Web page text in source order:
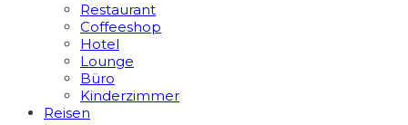
Restaurant
Coffeeshop
Hotel
Lounge
Büro
Kinderzimmer
Reisen